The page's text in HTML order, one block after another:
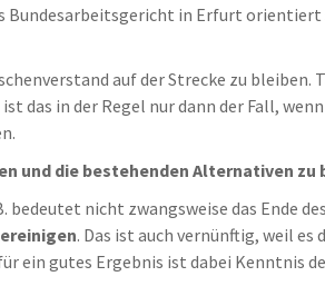
Bundesarbeitsgericht in Erfurt orientiert
auf der Strecke zu bleiben.
das in der Regel nur dann der Fall,
und die bestehenden Alternativen
bedeutet nicht zwangsweise das Ende
. Das ist auch vernünftig, weil
ein gutes Ergebnis ist dabei Kenntnis